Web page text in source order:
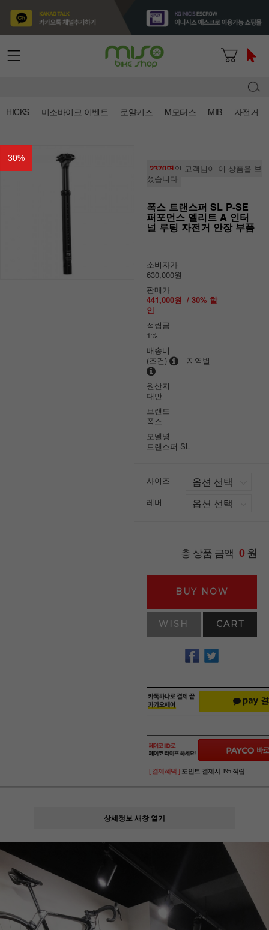
HICKS 미소바이크 이벤트 로얄키즈 M모터스 MIB 자전거
30%
2370명의 고객님이 이 상품을 보
셨습니다
폭스 트랜스퍼 SL P-SE
퍼포먼스 엘리트 A 인터
널 루팅 자전거 안장 부품
소비자가
630,000원
판매가
441,000원 / 30% 할
인
적립금
1%
배송비
(조건)
지역별
원산지
대만
브랜드
폭스
모델명
트랜스퍼 SL
사이즈
레버
총 상품 금액 0원
BUY NOW
WISH CART
[ 결제혜택 ] 포인트 결제시 1% 적립!
상세정보 새창 열기